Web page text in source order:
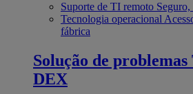
Suporte de TI remoto
Tecnologia operacional
fábrica
Solução de problemas
DEX